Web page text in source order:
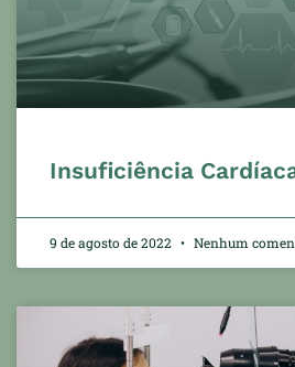
Insuficiência
9 de agosto de 2022 Nenhum